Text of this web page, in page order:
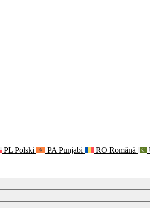
PL Polski PA Punjabi RO Română